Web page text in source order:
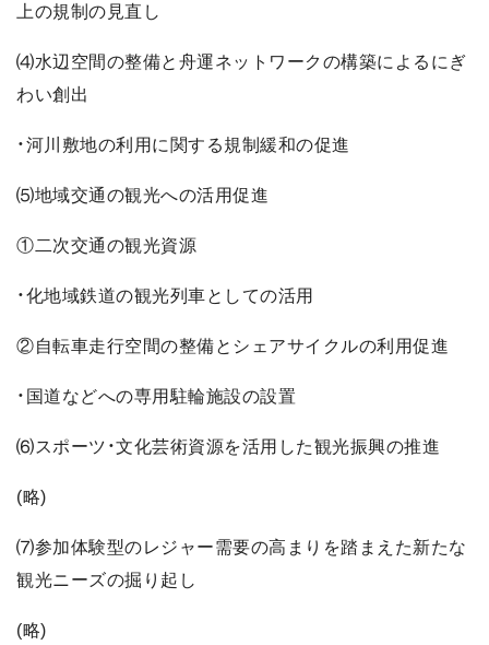
上の規制の見直し
⑷水辺空間の整備と舟運ネットワークの構築によるにぎ
わい創出
・河川敷地の利用に関する規制緩和の促進
⑸地域交通の観光への活用促進
①二次交通の観光資源
・化地域鉄道の観光列車としての活用
②自転車走行空間の整備とシェアサイクルの利用促進
・国道などへの専用駐輪施設の設置
⑹スポーツ・文化芸術資源を活用した観光振興の推進
(略)
⑺参加体験型のレジャー需要の高まりを踏まえた新たな
観光ニーズの掘り起し
(略)